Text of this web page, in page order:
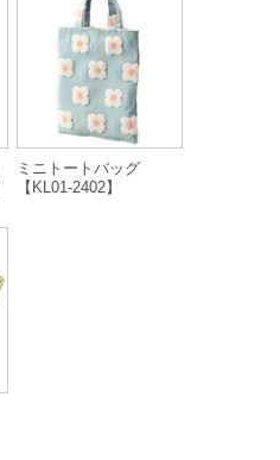
ミニトートバッグ
【KL01-2402】